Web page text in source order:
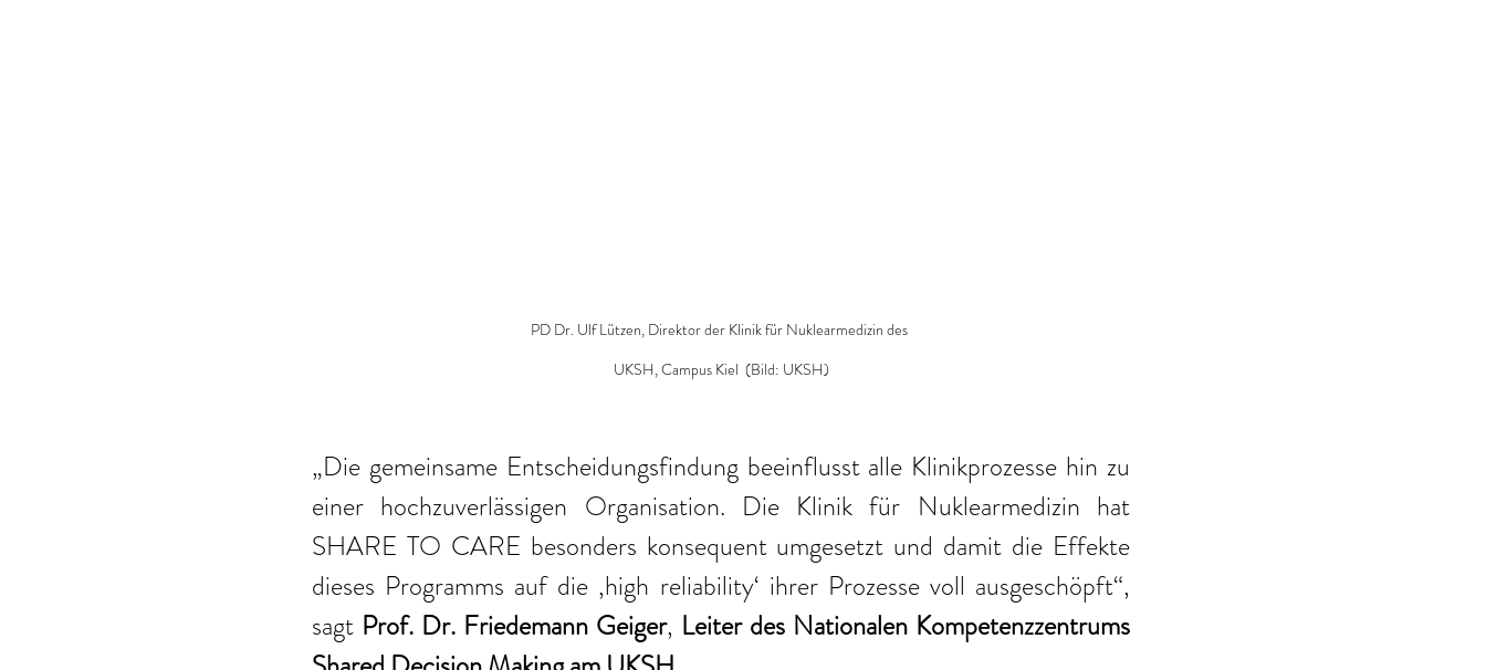
PD Dr. Ulf Lützen, Direktor der Klinik für Nuklearmedizin des
UKSH, Campus Kiel  (Bild: UKSH)
„Die gemeinsame Entscheidungsfindung beeinflusst alle Klinikprozesse hin zu
einer hochzuverlässigen Organisation. Die Klinik für Nuklearmedizin hat
SHARE TO CARE besonders konsequent umgesetzt und damit die Effekte
dieses Programms auf die ‚high reliability‘ ihrer Prozesse voll ausgeschöpft“,
sagt Prof. Dr. Friedemann Geiger, Leiter des Nationalen Kompetenzzentrums